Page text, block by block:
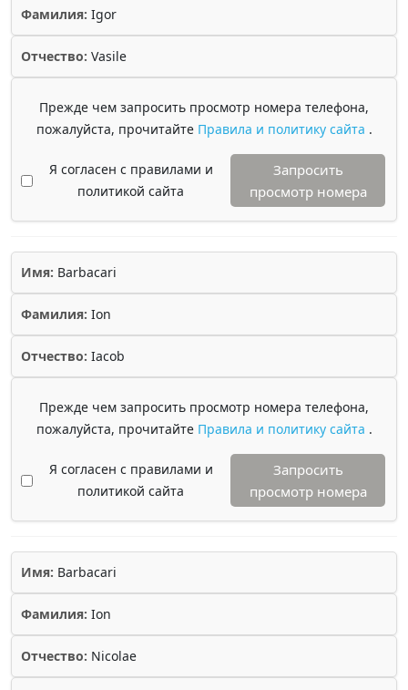
Фамилия: Igor
Отчество: Vasile
Прежде чем запросить просмотр номера телефона,
пожалуйста, прочитайте Правила и политику сайта .
Я согласен с правилами и
политикой сайта
Запросить
просмотр номера
Имя: Barbacari
Фамилия: Ion
Отчество: Iacob
Прежде чем запросить просмотр номера телефона,
пожалуйста, прочитайте Правила и политику сайта .
Я согласен с правилами и
политикой сайта
Запросить
просмотр номера
Имя: Barbacari
Фамилия: Ion
Отчество: Nicolae